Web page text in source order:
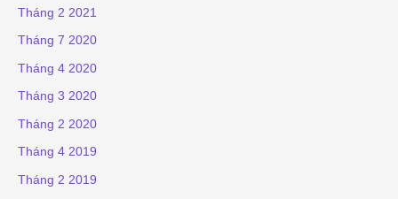
Tháng 2 2021
Tháng 7 2020
Tháng 4 2020
Tháng 3 2020
Tháng 2 2020
Tháng 4 2019
Tháng 2 2019